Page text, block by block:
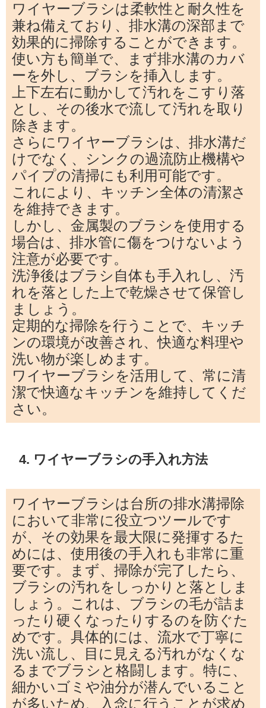
ワイヤーブラシは柔軟性と耐久性を
兼ね備えており、排水溝の深部まで
効果的に掃除することができます。
使い方も簡単で、まず排水溝のカバ
ーを外し、ブラシを挿入します。
上下左右に動かして汚れをこすり落
とし、その後水で流して汚れを取り
除きます。
さらにワイヤーブラシは、排水溝だ
けでなく、シンクの過流防止機構や
パイプの清掃にも利用可能です。
これにより、キッチン全体の清潔さ
を維持できます。
しかし、金属製のブラシを使用する
場合は、排水管に傷をつけないよう
注意が必要です。
洗浄後はブラシ自体も手入れし、汚
れを落とした上で乾燥させて保管し
ましょう。
定期的な掃除を行うことで、キッチ
ンの環境が改善され、快適な料理や
洗い物が楽しめます。
ワイヤーブラシを活用して、常に清
潔で快適なキッチンを維持してくだ
さい。
4. ワイヤーブラシの手入れ方法
ワイヤーブラシは台所の排水溝掃除
において非常に役立つツールです
が、その効果を最大限に発揮するた
めには、使用後の手入れも非常に重
要です。まず、掃除が完了したら、
ブラシの汚れをしっかりと落としま
しょう。これは、ブラシの毛が詰ま
ったり硬くなったりするのを防ぐた
めです。具体的には、流水で丁寧に
洗い流し、目に見える汚れがなくな
るまでブラシと格闘します。特に、
細かいゴミや油分が潜んでいること
が多いため、入念に行うことが求め